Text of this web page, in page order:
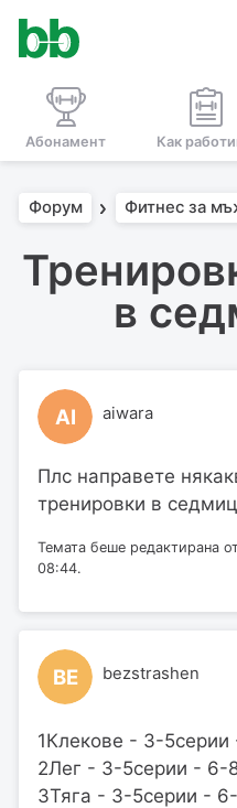
Абонамент Как
Форум Фитнес за
в
AI aiwara
Плс направете
тренировки в
Темата беше редактирана
08:44.
BE bezstrashen
1Клекове - 3-5серии
2Лег - 3-5серии - 6-
3Тяга - 3-5серии -